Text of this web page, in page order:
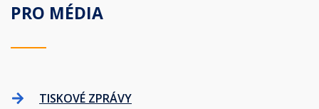
PRO MÉDIA
TISKOVÉ ZPRÁVY